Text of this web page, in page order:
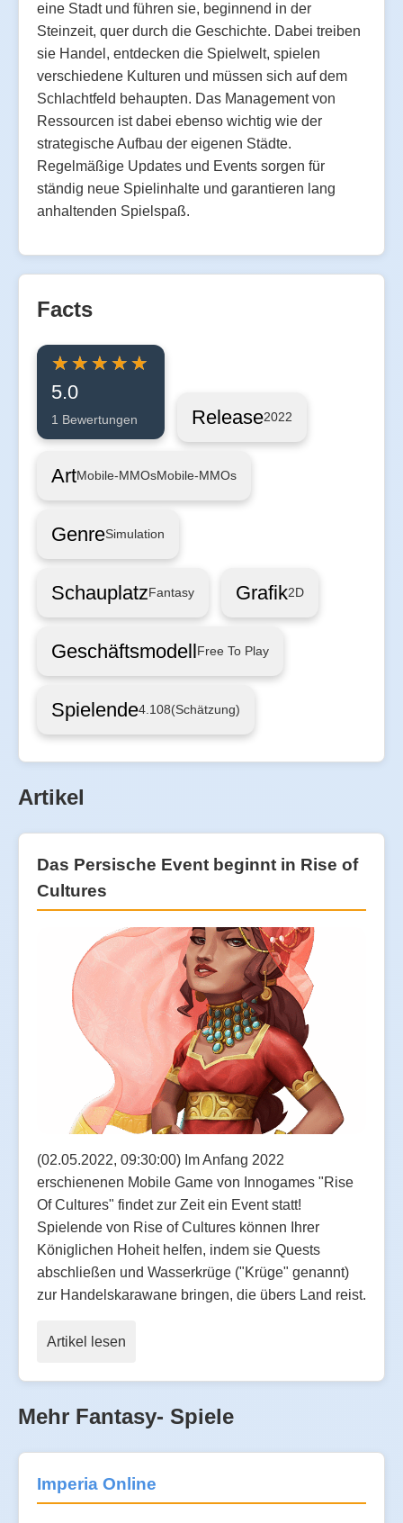
eine Stadt und führen sie, beginnend in der
Steinzeit, quer durch die Geschichte. Dabei treiben
sie Handel, entdecken die Spielwelt, spielen
verschiedene Kulturen und müssen sich auf dem
Schlachtfeld behaupten. Das Management von
Ressourcen ist dabei ebenso wichtig wie der
strategische Aufbau der eigenen Städte.
Regelmäßige Updates und Events sorgen für
ständig neue Spielinhalte und garantieren lang
anhaltenden Spielspaß.
Facts
5.0
1 Bewertungen Release2022
ArtMobile-MMOsMobile-MMOs
GenreSimulation
SchauplatzFantasy Grafik2D
GeschäftsmodellFree To Play
Spielende4.108(Schätzung)
Artikel
Das Persische Event beginnt in Rise of
Cultures
(02.05.2022, 09:30:00) Im Anfang 2022
erschienenen Mobile Game von Innogames "Rise
Of Cultures" findet zur Zeit ein Event statt!
Spielende von Rise of Cultures können Ihrer
Königlichen Hoheit helfen, indem sie Quests
abschließen und Wasserkrüge ("Krüge" genannt)
zur Handelskarawane bringen, die übers Land reist.
Artikel lesen
Mehr Fantasy- Spiele
Imperia Online